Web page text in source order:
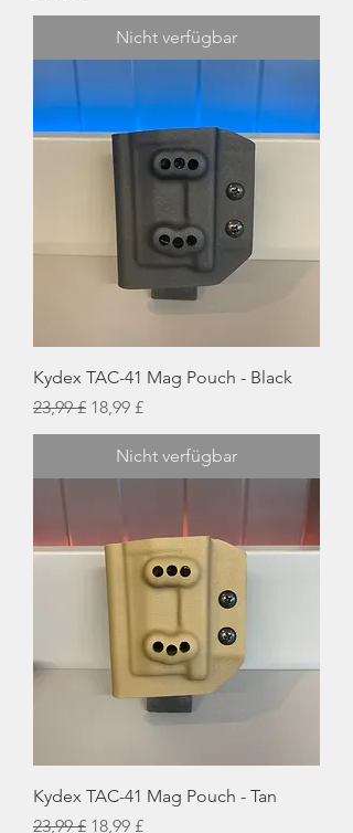
Nicht verfügbar
Kydex TAC-41 Mag Pouch - Black
Standardpreis
23,99 £ Sale-Preis
18,99 £
Nicht verfügbar
Kydex TAC-41 Mag Pouch - Tan
Standardpreis
23,99 £ Sale-Preis
18,99 £